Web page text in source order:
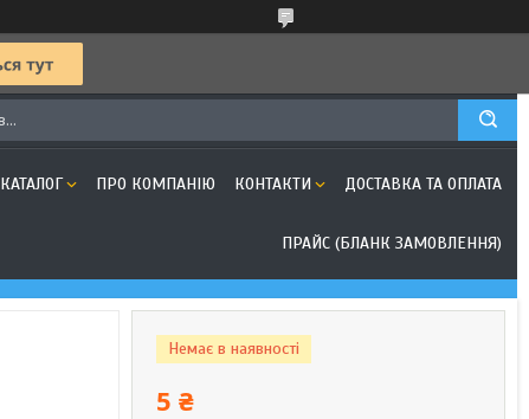
КАТАЛОГ ПРО КОМПАНІЮ КОНТАКТИ ДОСТАВКА ТА ОПЛАТА
ПРАЙС (БЛАНК ЗАМОВЛЕННЯ)
Немає в наявності
5 ₴